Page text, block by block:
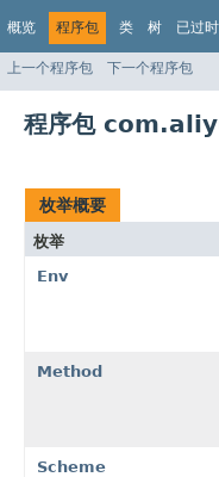
概览 程序包 类 树 已过时
上一个程序包 下一个程序包
程序包
枚举概要
枚举
Env
Method
Scheme